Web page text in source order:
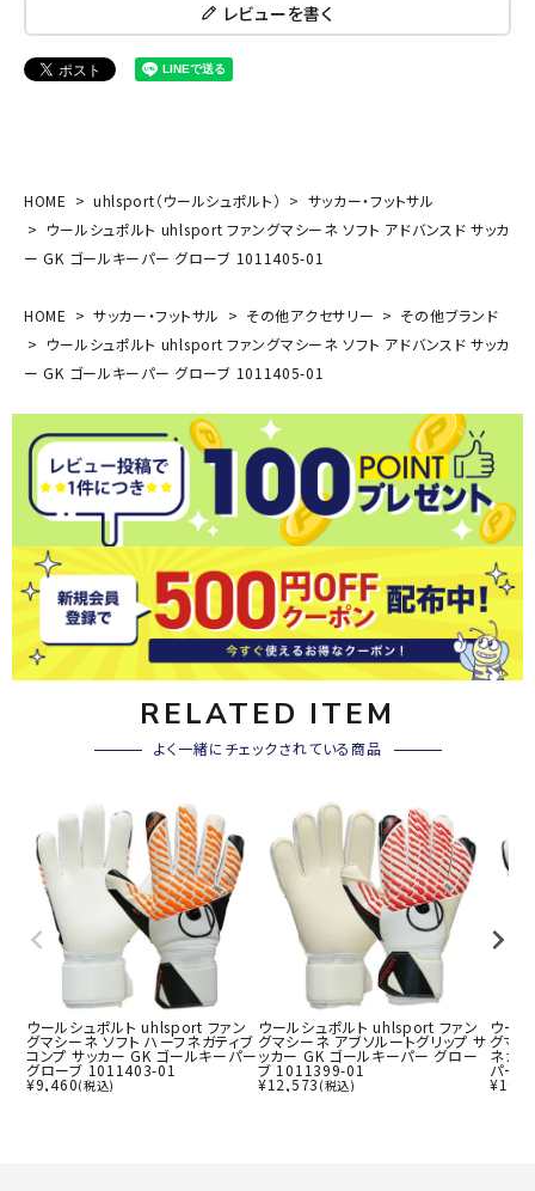
レビューを書く
HOME uhlsport（ウールシュポルト）
サッカー・フットサル
ウールシュポルト uhlsport ファングマシーネ ソフト アドバンスド サッカ
ー GK ゴールキーパー グローブ 1011405-01
HOME サッカー・フットサル その他アクセサリー
その他ブランド
ウールシュポルト uhlsport ファングマシーネ ソフト アドバンスド サッカ
ー GK ゴールキーパー グローブ 1011405-01
RELATED ITEM
よく一緒にチェックされている商品
ウールシュポルト uhlsport ファン
グマシーネ ソフト ハーフネガティブ
コンプ サッカー GK ゴールキーパー
グローブ 1011403-01
¥9,460(税込)
ウールシュポルト uhlsport ファン
グマシーネ アブソルートグリップ サ
ッカー GK ゴールキーパー グロー
ブ 1011399-01
¥12,573 (税込)
ウー
グマ
ネガ
パー
¥